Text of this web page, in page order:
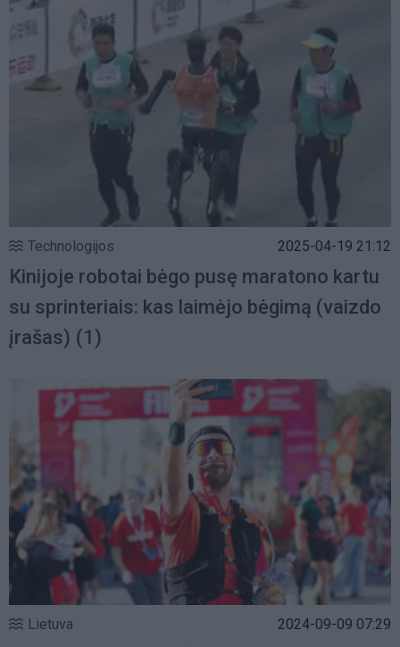
Technologijos 2025-04-19 21:12
Kinijoje robotai bėgo pusę maratono kartu
su sprinteriais: kas laimėjo bėgimą (vaizdo
įrašas) (1)
Lietuva 2024-09-09 07:29